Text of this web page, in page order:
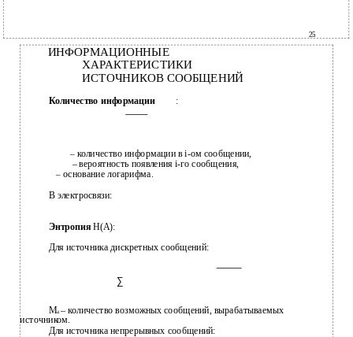
25
ИНФОРМАЦИОННЫЕ
ХАРАКТЕРИСТИКИ
ИСТОЧНИКОВ СООБЩЕНИЙ
Количество информации :
– количество информации вi-ом сообщении,
–вероятность появленияi-го сообщения,
– основание логарифма.
В электросвязи:
ЭнтропияН(А):
Для источника дискретных сообщений:
∑
Ma – количество возможных сообщений, вырабатываемых
источником.
Для источника непрерывных сообщений: